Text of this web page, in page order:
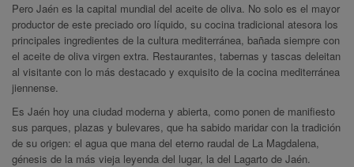
Pero Jaén es la capital mundial del aceite de oliva. No solo es el mayor
productor de este preciado oro líquido, su cocina tradicional atesora los
principales ingredientes de la cultura mediterránea, bañada siempre con
el aceite de oliva virgen extra. Restaurantes, tabernas y tascas deleitan
al visitante con lo más destacado y exquisito de la cocina mediterránea
jiennense.
Es Jaén hoy una ciudad moderna y abierta, como ponen de manifiesto
sus parques, plazas y bulevares, que ha sabido maridar con la tradición
de su origen: el agua que mana del eterno raudal de La Magdalena,
génesis de la más vieja leyenda del lugar, la del Lagarto de Jaén.